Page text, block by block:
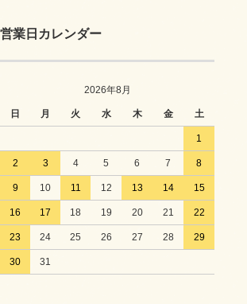
営業日カレンダー
2026年8月
日 月 火 水 木 金 土
1
2 3 4 5 6 7 8
9 10 11 12 13 14 15
16 17 18 19 20 21 22
23 24 25 26 27 28 29
30 31